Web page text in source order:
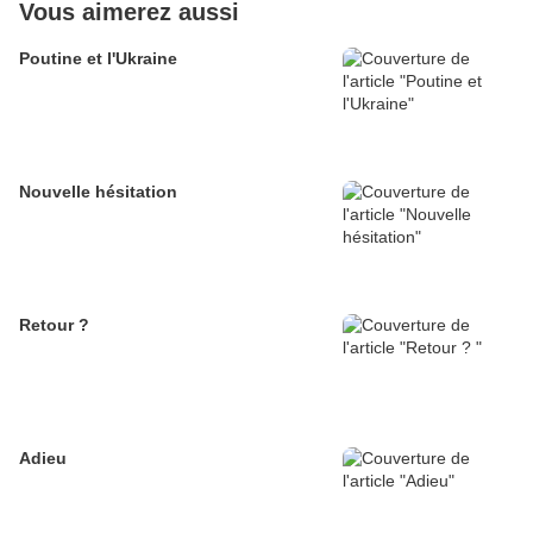
Vous aimerez aussi
Poutine et l'Ukraine
Nouvelle hésitation
Retour ?
Adieu